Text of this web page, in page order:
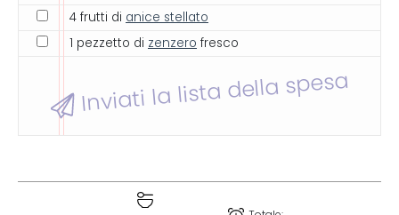
4 frutti di anice stellato
1 pezzetto di zenzero fresco
Inviati la lista della spesa